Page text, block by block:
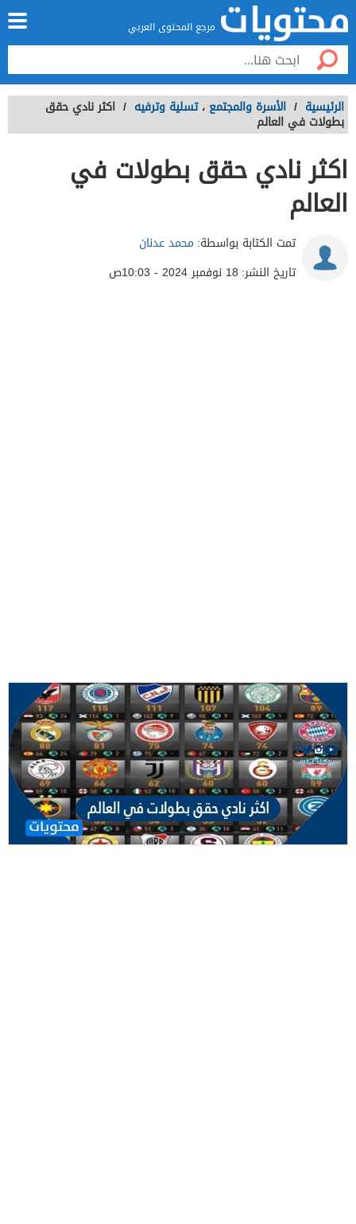
مرجع المحتوى العربي
الرئيسية / الأسرة والمجتمع ، تسلية وترفيه / اكثر نادي حقق
بطولات في العالم
اكثر نادي حقق بطولات في
العالم
تمت الكتابة بواسطة: محمد عدنان
تاريخ النشر: 18 نوفمبر 2024 - 10:03ص